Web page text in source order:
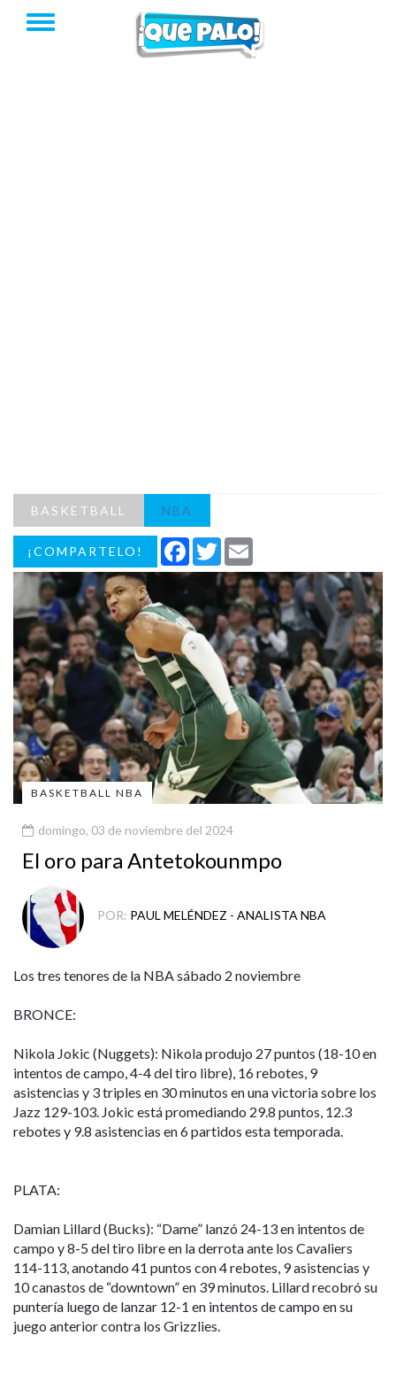
BASKETBALL NBA
¡COMPARTELO! Facebook
Twitter
BASKETBALL NBA
domingo, 03 de noviembre del 2024
El oro para Antetokounmpo
POR: PAUL MELÉNDEZ - ANALISTA NBA
Los tres tenores de la NBA sábado 2 noviembre
BRONCE:
Nikola Jokic (Nuggets): Nikola produjo 27 puntos (18-10 en
intentos de campo, 4-4 del tiro libre), 16 rebotes, 9
asistencias y 3 triples en 30 minutos en una victoria sobre los
Jazz 129-103. Jokic está promediando 29.8 puntos, 12.3
rebotes y 9.8 asistencias en 6 partidos esta temporada.
PLATA:
Damian Lillard (Bucks): “Dame” lanzó 24-13 en intentos de
campo y 8-5 del tiro libre en la derrota ante los Cavaliers
114-113, anotando 41 puntos con 4 rebotes, 9 asistencias y
10 canastos de “downtown” en 39 minutos. Lillard recobró su
puntería luego de lanzar 12-1 en intentos de campo en su
juego anterior contra los Grizzlies.